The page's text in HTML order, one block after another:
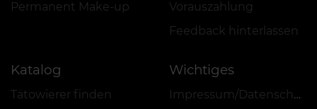
Permanent Make-up
Vorauszahlung
Feedback hinterlassen
Katalog
Tätowierer finden
Wichtiges
Impressum/Datenschutz